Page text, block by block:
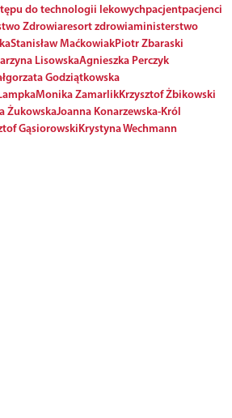
do technologii lekowychpacjentpacjenci
Zdrowiaresort zdrowiaministerstwo
Stanisław MaćkowiakPiotr Zbaraski
LisowskaAgnieszka Perczyk
Godziątkowska
Monika ZamarlikKrzysztof Żbikowski
ŻukowskaJoanna Konarzewska-Król
GąsiorowskiKrystyna Wechmann